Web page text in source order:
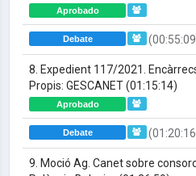
Aprobado
Debate
8. Expedient 117/2021.
Propis: GESCANET(01:15:14)
Aprobado
Debate
9. Moció Ag. Canet sobre